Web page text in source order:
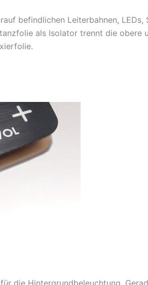
befindlichen Leiterbahnen, LEDs,
als Isolator trennt die obere